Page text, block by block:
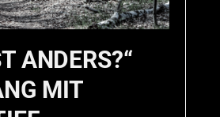
ANDERS?“
MIT